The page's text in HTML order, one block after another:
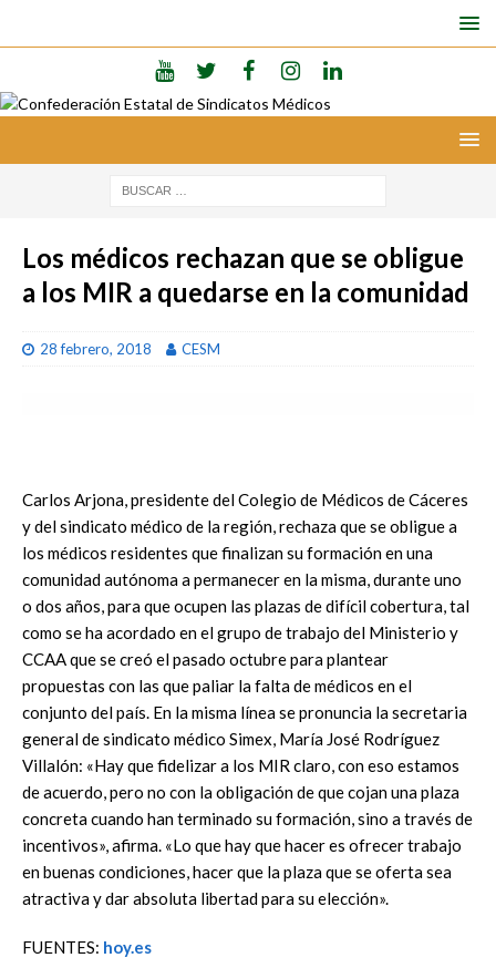
Los médicos rechazan que se obligue
a los MIR a quedarse en la comunidad
28 febrero, 2018 CESM
Carlos Arjona, presidente del Colegio de Médicos de Cáceres
y del sindicato médico de la región, rechaza que se obligue a
los médicos residentes que finalizan su formación en una
comunidad autónoma a permanecer en la misma, durante uno
o dos años, para que ocupen las plazas de difícil cobertura, tal
como se ha acordado en el grupo de trabajo del Ministerio y
CCAA que se creó el pasado octubre para plantear
propuestas con las que paliar la falta de médicos en el
conjunto del país. En la misma línea se pronuncia la secretaria
general de sindicato médico Simex, María José Rodríguez
Villalón: «Hay que fidelizar a los MIR claro, con eso estamos
de acuerdo, pero no con la obligación de que cojan una plaza
concreta cuando han terminado su formación, sino a través de
incentivos», afirma. «Lo que hay que hacer es ofrecer trabajo
en buenas condiciones, hacer que la plaza que se oferta sea
atractiva y dar absoluta libertad para su elección».
FUENTES: hoy.es